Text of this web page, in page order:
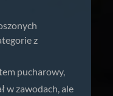
z
pucharowy,
w zawodach, ale